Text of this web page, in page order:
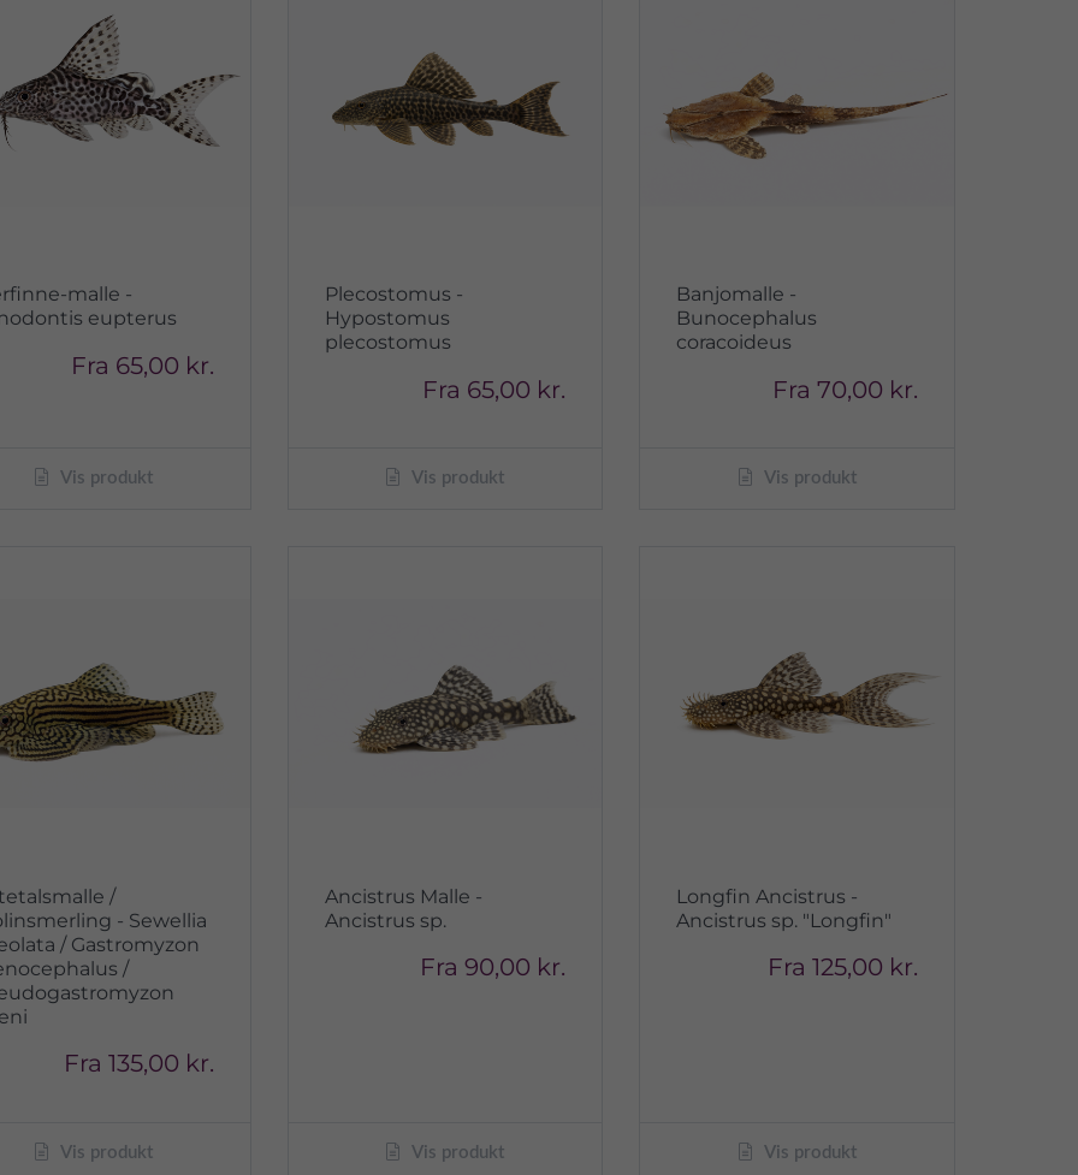
malle -
eupterus
Fra 65,00 kr.
Vis produkt
Plecostomus -
Hypostomus
plecostomus
Fra 65,00 kr.
Vis produkt
Banjomalle -
Bunocephalus
coracoideus
Fra 70,00 kr.
Vis produkt
/
- Sewellia
/ Gastromyzon
/
Fra 135,00 kr.
Vis produkt
Ancistrus Malle -
Ancistrus sp.
Fra90,00 kr.
Vis produkt
Longfin Ancistrus -
Ancistrus sp. "Longfin"
Fra 125,00 kr.
Vis produkt